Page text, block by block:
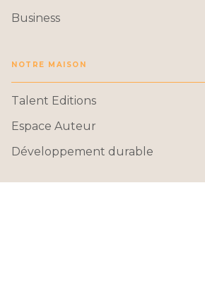
Business
NOTRE MAISON
Talent Editions
Espace Auteur
Développement durable